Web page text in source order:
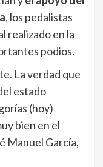
, los pedalistas
realizado en la
podios.
La verdad que
estado
(hoy)
bien en el
Manuel García,